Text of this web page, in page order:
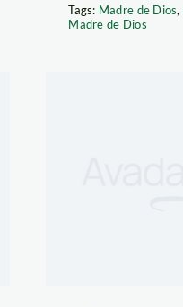
Tags: Madre de Dios,
Madre de Dios